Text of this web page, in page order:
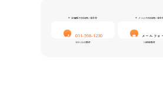
お電話でのお問い合わせ
011-598-1230
9:00-24:00受付
メールでのお問い合わ
メールフォ
24時間受付